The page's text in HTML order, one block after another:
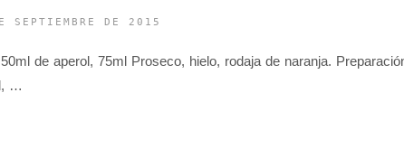
SEPTIEMBRE DE 2015
de aperol, 75ml Proseco, hielo, rodaja de naranja.
…